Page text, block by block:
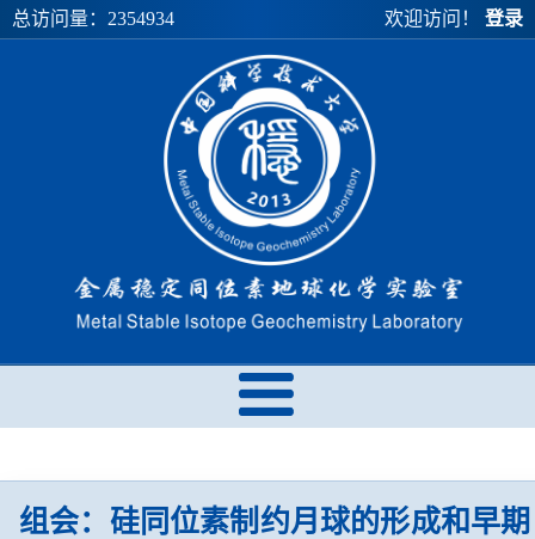
总访问量： 2354934 欢迎访问！ 登录
组会：硅同位素制约月球的形成和早期